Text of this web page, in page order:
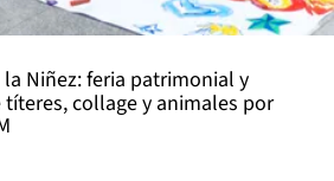
la Niñez: feria patrimonial y
collage y animales por